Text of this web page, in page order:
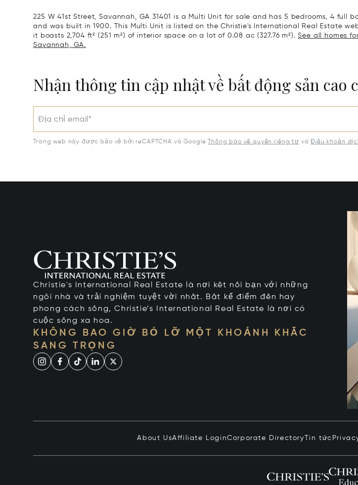
225 W 41st Street, Savannah, GA 31401 is a Multi Unit for sale and has 5 bedrooms, 4 full
and was built in 1900. This Multi Unit is listed on the Christie's International Real Estate
it boasts 2,704 ft² (251 m²) of interior space on a lot of 0.08 ac (327.76 m²).See all homes
Savannah, GA.
Nhận thông tin cập nhật về bất động sản cao
Địa chỉ email*
Trang web này được bảo vệ bởi reCAPTCHA và Google Thông báo về quyền riêng tư vàĐiều khoản
Christie's International Real Estate là nơi kết nối bạn với những
ngôi nhà và trải nghiệm tuyệt vời nhất. Bất kể điểm đến hay
phong cách sống, Christie’s International Real Estate là nơi có
cuộc sống xa hoa.
KHÔNG BAO GIỜ BỎ LỠ MỘT KHOẢNH KHẮC
SANG TRỌNG
About UsAffiliate LoginCorporate Directory Tin tức